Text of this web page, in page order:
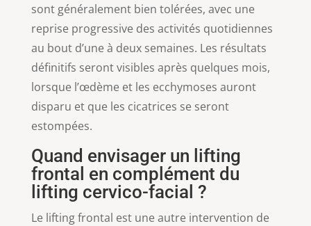
sont généralement bien tolérées, avec une
reprise progressive des activités quotidiennes
au bout d’une à deux semaines. Les résultats
définitifs seront visibles après quelques mois,
lorsque l’œdème et les ecchymoses auront
disparu et que les cicatrices se seront
estompées.
Quand envisager un lifting
frontal en complément du
lifting cervico-facial ?
Le lifting frontal est une autre intervention de